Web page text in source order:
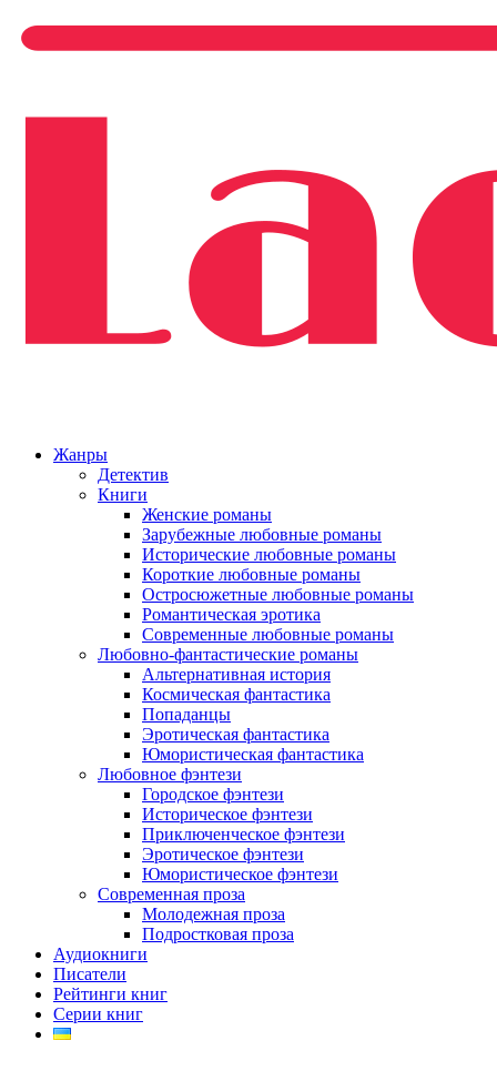
Жанры
Детектив
Книги
Женские романы
Зарубежные любовные романы
Исторические любовные романы
Короткие любовные романы
Остросюжетные любовные романы
Романтическая эротика
Современные любовные романы
Любовно-фантастические романы
Альтернативная история
Космическая фантастика
Попаданцы
Эротическая фантастика
Юмористическая фантастика
Любовное фэнтези
Городское фэнтези
Историческое фэнтези
Приключенческое фэнтези
Эротическое фэнтези
Юмористическое фэнтези
Современная проза
Молодежная проза
Подростковая проза
Аудиокниги
Писатели
Рейтинги книг
Серии книг